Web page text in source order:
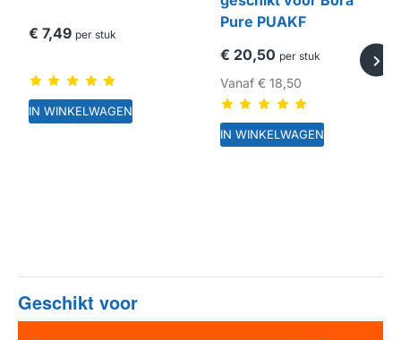
€ 7,49 per stuk
IN WINKELWAGEN
HUISMERK
Pure PUAKF
€ 20,50 per stuk
Vanaf€ 18,50
IN WINKELWAGEN
Geschikt voor